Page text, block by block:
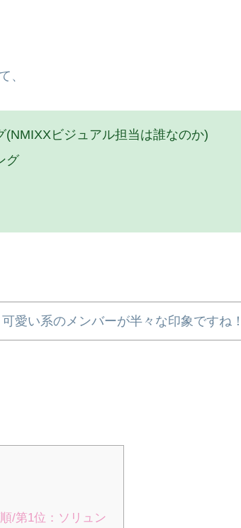
、
ビジュアル担当は誰なのか)
グ
愛い系のメンバーが半々な印象ですね！
/第1位：ソリュン